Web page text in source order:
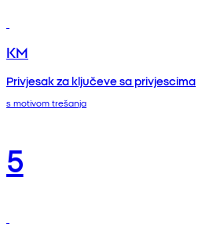
KM
Privjesak za ključeve sa privjescima
s motivom trešanja
5